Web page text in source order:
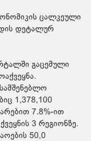
ცალკეული
დეტალურ
გაცემული
1,378,100
7.8%-ით
3 რეგიონზე.
50,0